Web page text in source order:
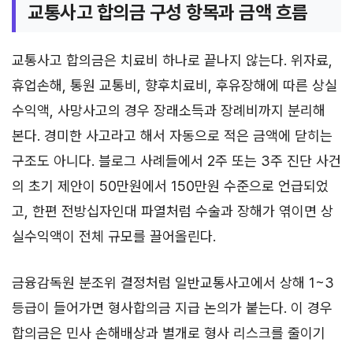
교통사고 합의금 구성 항목과 금액 흐름
교통사고 합의금은 치료비 하나로 끝나지 않는다. 위자료,
휴업손해, 통원 교통비, 향후치료비, 후유장해에 따른 상실
수익액, 사망사고의 경우 장래소득과 장례비까지 분리해
본다. 경미한 사고라고 해서 자동으로 적은 금액에 닫히는
구조도 아니다. 블로그 사례들에서 2주 또는 3주 진단 사건
의 초기 제안이 50만원에서 150만원 수준으로 언급되었
고, 한편 전방십자인대 파열처럼 수술과 장해가 엮이면 상
실수익액이 전체 규모를 끌어올린다.
금융감독원 분조위 결정처럼 일반교통사고에서 상해 1~3
등급이 들어가면 형사합의금 지급 논의가 붙는다. 이 경우
합의금은 민사 손해배상과 별개로 형사 리스크를 줄이기